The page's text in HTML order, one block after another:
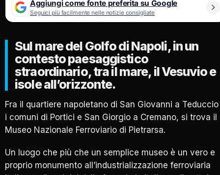
Aggiungi come fonte preferita su Google
Seguici più facilmente nelle notizie consigliate
Sul mare del Golfo di Napoli, in un
contesto paesaggistico
straordinario, tra il mare, il Vesuvio e
isole all’orizzonte.
Fra il quartiere napoletano di San Giovanni a
i comuni di Portici e San Giorgio a Cremano, si trova il
Museo Nazionale Ferroviario di Pietrarsa.
Un luogo che più che un semplice museo è un vero e
proprio monumento all’industrializzazione ferroviaria